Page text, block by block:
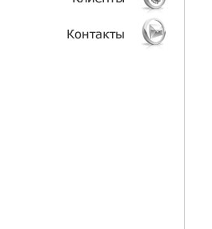
АНАЛИТИКА
КЛИЕНТЫ